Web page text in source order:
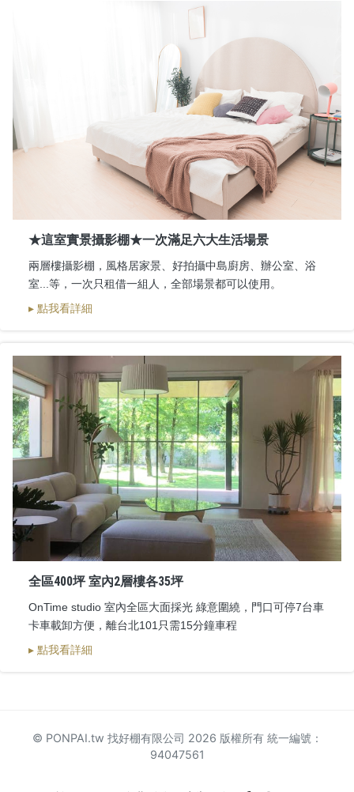
★這室實景攝影棚★一次滿足六大生活場景
兩層樓攝影棚，風格居家景、好拍攝中島廚房、辦公室、浴
室...等，一次只租借一組人，全部場景都可以使用。
▸ 點我看詳細
全區400坪 室內2層樓各35坪
OnTime studio 室內全區大面採光 綠意圍繞，門口可停7台車
卡車載卸方便，離台北101只需15分鐘車程
▸ 點我看詳細
© PONPAI.tw 找好棚有限公司 2026 版權所有 統一編號：
94047561